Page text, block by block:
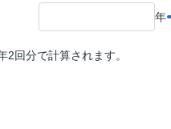
年
回分で計算されます。